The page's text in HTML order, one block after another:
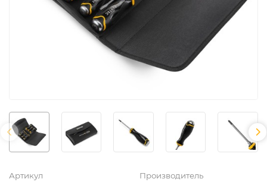
Артикул Производитель